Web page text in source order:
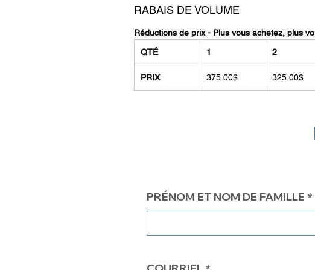
RABAIS DE VOLUME
Réductions de prix - Plus vous achetez, plus
QTÉ
1 2
PRIX 375.00$ 325.00$
PRÉNOM ET NOM DE FAMILLE